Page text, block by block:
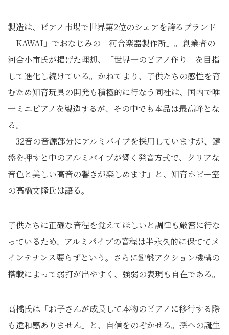
製造は、ピアノ市場で世界第2位のシェアを誇るブランド
「KAWAI」でおなじみの「河合楽器製作所」。創業者の
河合小市氏が掲げた理想、「世界一のピアノ作り」を目指
して進化し続けている。かねてより、子供たちの感性を育
むため知育玩具の開発も積極的に行なう同社は、国内で唯
一ミニピアノを製造するが、その中でも本品は最高峰とな
る。
「32音の音源部分にアルミパイプを採用していますが、鍵
盤を押すと中のアルミパイプが響く発音方式で、クリアな
音色と美しい高音の響きが楽しめます」と、知育ホビー室
の高橋文隆氏は語る。
子供たちに正確な音程を覚えてほしいと調律も厳密に行な
っているため、アルミパイプの音程は半永久的に保ててメ
インテナンス要らずという。さらに鍵盤アクション機構の
搭載によって弱打が出やすく、強弱の表現も自在である。
高橋氏は「お子さんが成長して本物のピアノに移行する際
も違和感ありません」と、自信をのぞかせる。孫への誕生